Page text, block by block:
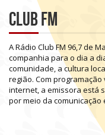
Club FM
ARádio ClubFM 96,7de
companhia para o dia a
comunidade, a cultura
região. Com programação
internet, a emissora está
pormeio da comunicação